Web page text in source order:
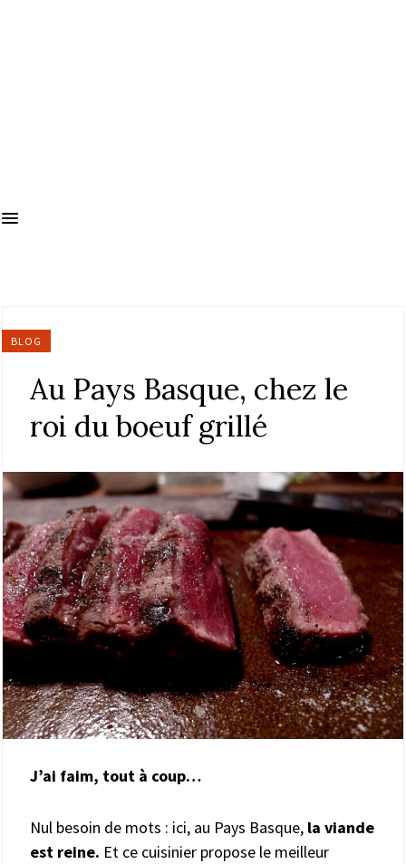
BLOG
Au Pays Basque, chez le
roi du boeuf grillé
J’ai faim, tout à coup…
Nul besoin de mots : ici, au Pays Basque, la viande
est reine. Et ce cuisinier propose le meilleur